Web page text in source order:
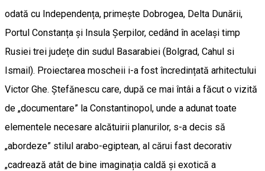
odată cu Independența, primește Dobrogea, Delta Dunării,
Portul Constanța și Insula Șerpilor, cedând în același timp
Rusiei trei județe din sudul Basarabiei (Bolgrad, Cahul si
Ismail). Proiectarea moscheii i-a fost încredințată arhitectului
Victor Ghe. Ștefănescu care, după ce mai întâi a făcut o vizită
de „documentare” la Constantinopol, unde a adunat toate
elementele necesare alcătuirii planurilor, s-a decis să
„abordeze” stilul arabo-egiptean, al cărui fast decorativ
„cadrează atât de bine imaginația caldă și exotică a